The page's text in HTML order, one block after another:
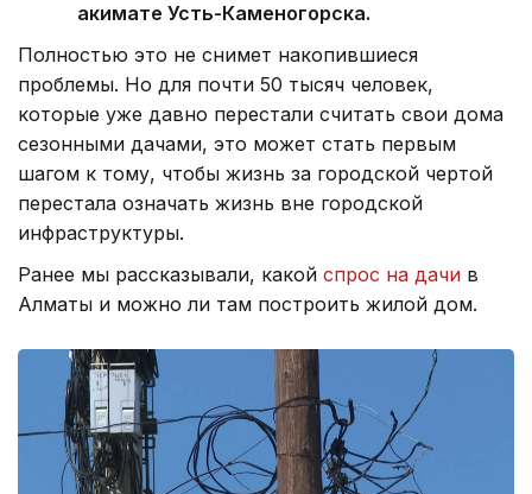
акимате Усть-Каменогорска.
Полностью это не снимет накопившиеся
проблемы. Но для почти 50 тысяч человек,
которые уже давно перестали считать свои дома
сезонными дачами, это может стать первым
шагом к тому, чтобы жизнь за городской чертой
перестала означать жизнь вне городской
инфраструктуры.
Ранее мы рассказывали, какой спрос на дачи в
Алматы и можно ли там построить жилой дом.